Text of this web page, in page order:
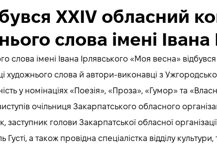
ХХІV обласний
слова імені Івана
слова імені Івана Ірлявського «Моя весна»
художнього слова й автори-виконавці з
у номінаціях «Поезія», «Проза», «Гумор» та
очільниця Закарпатського обласного
голови Закарпатської обласної
а також провідна спеціалістка відділу культури,